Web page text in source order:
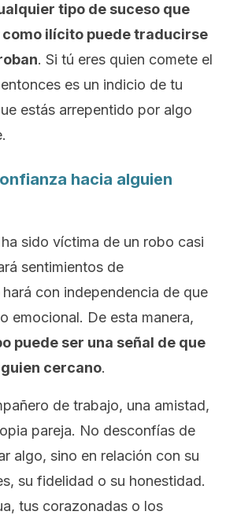
tipo de suceso que
ilícito puede traducirse
. Si tú eres quien comete el
es un indicio de tu
estás arrepentido por algo
hacia alguien
sido víctima de un robo casi
sentimientos de
con independencia de que
emocional. De esta manera,
puede ser una señal de que
cercano.
de trabajo, una amistad,
pareja. No desconfías de
algo, sino en relación con su
su fidelidad o su honestidad.
tus corazonadas o los